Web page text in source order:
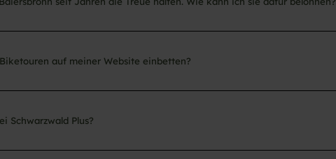
auf meiner Website einbetten?
Schwarzwald Plus?